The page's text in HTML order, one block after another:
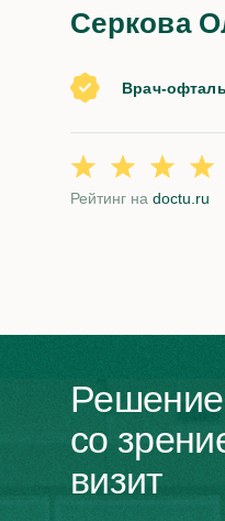
Серкова
Врач-
Рейтинг на doctu.ru
со
визит